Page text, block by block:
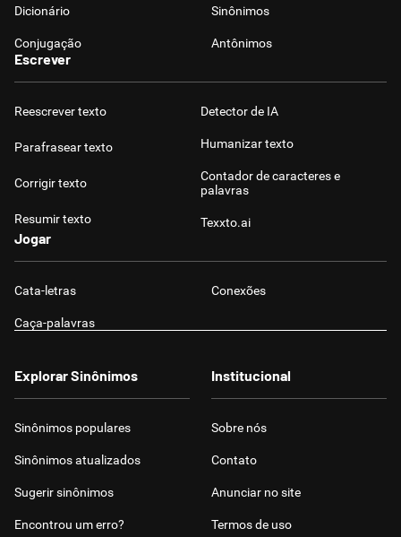
Dicionário Sinônimos
Conjugação Antônimos
Escrever
Reescrever texto
Parafrasear texto
Corrigir texto
Resumir texto
Detector de IA
Humanizar texto
Contador de caracteres e
palavras
Texxto.ai
Jogar
Cata-letras Conexões
Caça-palavras
Explorar Sinônimos
Sinônimos populares
Sinônimos atualizados
Sugerir sinônimos
Encontrou um erro?
Institucional
Sobre nós
Contato
Anunciar no site
Termos de uso